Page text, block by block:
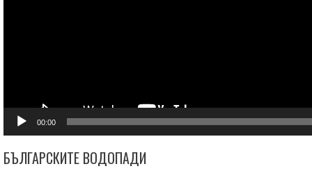
00:00
БЪЛГАРСКИТЕ ВОДОПАДИ